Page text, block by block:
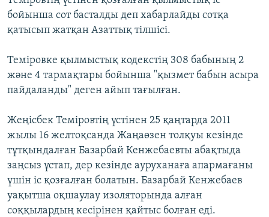
Русский
ЖАЗЫЛЫҢЫЗ
Басқа тілдерде
бойынша сот басталды деп хабарлайды сотқа
қатысып жатқан Азаттық тілшісі.
Теміровке қылмыстық кодекстің 308 бабының 2
және 4 тармақтары бойынша "қызмет бабын асыра
пайдаланды" деген айып тағылған.
Жеңісбек Теміровтің үстінен 25 қаңтарда 2011
жылы 16 желтоқсанда Жаңаөзен толқуы кезінде
тұтқындалған Базарбай Кенжебаевты абақтыда
заңсыз ұстап, дер кезінде ауруханаға апармағаны
үшін іс қозғалған болатын. Базарбай Кенжебаев
уақытша оқшаулау изоляторында алған
соққылардың кесірінен қайтыс болған еді.